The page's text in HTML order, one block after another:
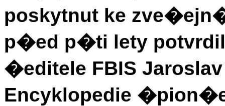
poskytnut ke
p�ed p�ti lety
�editele FBIS
Encyklopedie